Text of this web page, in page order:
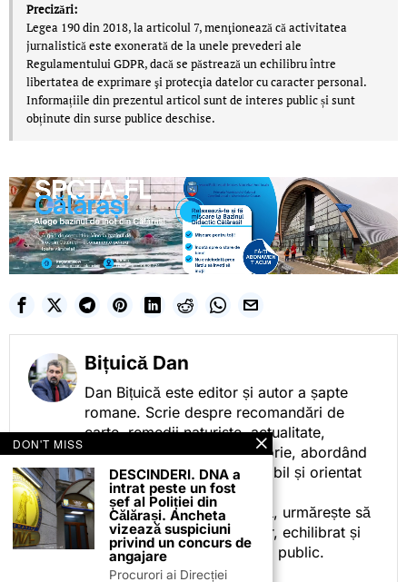
Precizări:
Legea 190 din 2018, la articolul 7, menţionează că activitatea
jurnalistică este exonerată de la unele prevederi ale
Regulamentului GDPR, dacă se păstrează un echilibru între
libertatea de exprimare şi protecţia datelor cu caracter personal.
Informațiile din prezentul articol sunt de interes public și sunt
obținute din surse publice deschise.
Bițuică Dan
Dan Bițuică este editor și autor a șapte
romane. Scrie despre recomandări de
carte, remedii naturiste, actualitate,
cotidian politic, sport și istorie, abordând
subiectele într-un stil accesibil și orientat
spre informare.
Prin activitatea sa editorială, urmărește să
ofere cititorilor conținut clar, echilibrat și
relevant, adaptat interesului public.
DON'T MISS
DESCINDERI. DNA a
intrat peste un fost
șef al Poliției din
Călărași. Ancheta
vizează suspiciuni
privind un concurs de
angajare
Procurori ai Direcției